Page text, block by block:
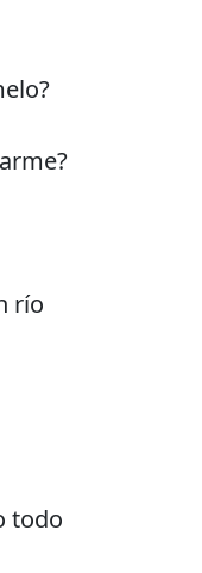
río
todo